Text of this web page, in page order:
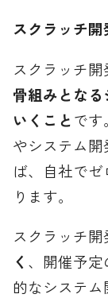
スクラッチ開
スクラッチ開
骨組みとな
いくことで
やシステム
ば、自社で
ります。
スクラッチ
く 、開催予
的なシステ